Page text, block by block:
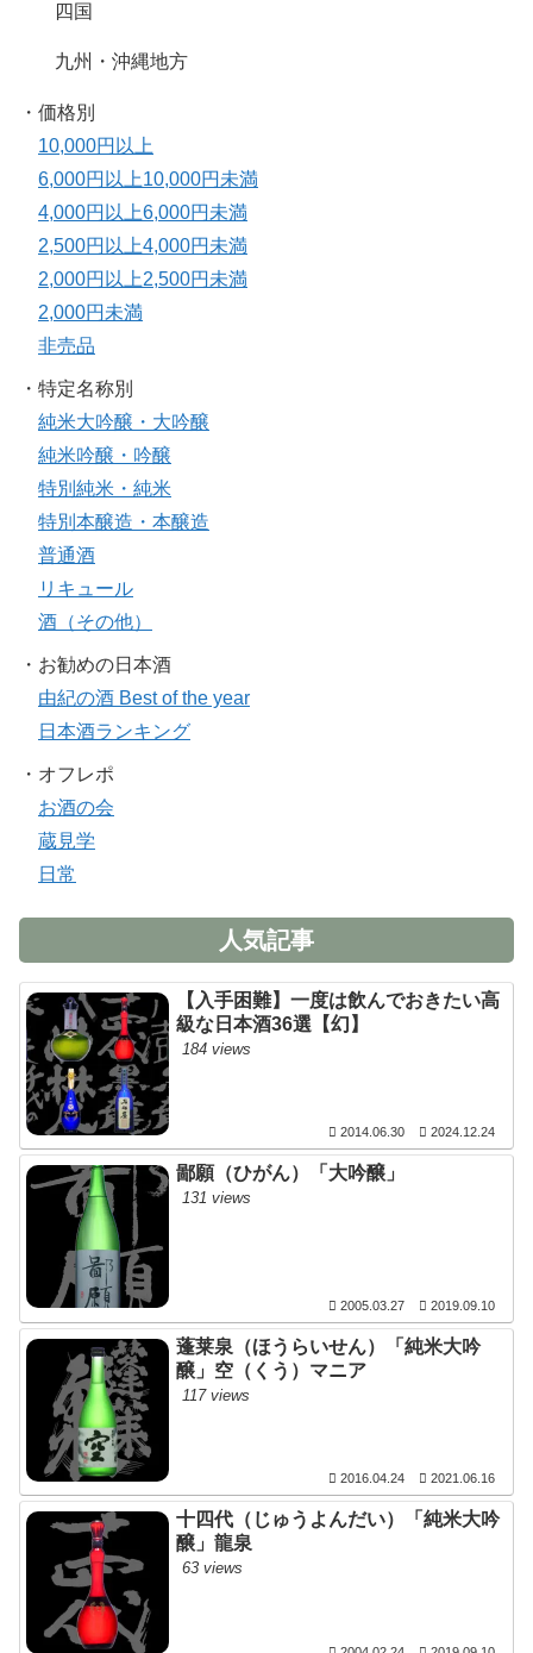
四国
九州・沖縄地方
・価格別
10,000円以上
6,000円以上10,000円未満
4,000円以上6,000円未満
2,500円以上4,000円未満
2,000円以上2,500円未満
2,000円未満
非売品
・特定名称別
純米大吟醸・大吟醸
純米吟醸・吟醸
特別純米・純米
特別本醸造・本醸造
普通酒
リキュール
酒（その他）
・お勧めの日本酒
由紀の酒 Best of the year
日本酒ランキング
・オフレポ
お酒の会
蔵見学
日常
人気記事
【入手困難】一度は飲んでおきたい高
級な日本酒36選【幻】
184 views
2014.06.30 2024.12.24
鄙願（ひがん）「大吟醸」
131 views
2005.03.27 2019.09.10
蓬莱泉（ほうらいせん）「純米大吟
醸」空（くう）マニア
117 views
2016.04.24 2021.06.16
十四代（じゅうよんだい）「純米大吟
醸」龍泉
63 views